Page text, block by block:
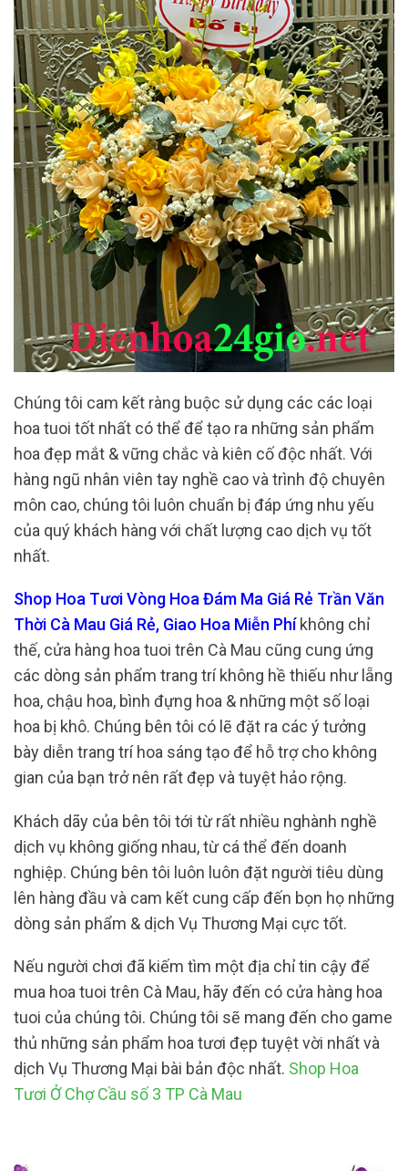
Chúng tôi cam kết ràng buộc sử dụng các các loại
hoa tuoi tốt nhất có thể để tạo ra những sản phẩm
hoa đẹp mắt & vững chắc và kiên cố độc nhất. Với
hàng ngũ nhân viên tay nghề cao và trình độ chuyên
môn cao, chúng tôi luôn chuẩn bị đáp ứng nhu yếu
của quý khách hàng với chất lượng cao dịch vụ tốt
nhất.
Shop Hoa Tươi Vòng Hoa Đám Ma Giá Rẻ Trần Văn
Thời Cà Mau Giá Rẻ, Giao Hoa Miễn Phíkhông chỉ
thế, cửa hàng hoa tuoi trên Cà Mau cũng cung ứng
các dòng sản phẩm trang trí không hề thiếu như lẵng
hoa, chậu hoa, bình đựng hoa & những một số loại
hoa bị khô. Chúng bên tôi có lẽ đặt ra các ý tưởng
bày diễn trang trí hoa sáng tạo để hỗ trợ cho không
gian của bạn trở nên rất đẹp và tuyệt hảo rộng.
Khách dãy của bên tôi tới từ rất nhiều nghành nghề
dịch vụ không giống nhau, từ cá thể đến doanh
nghiệp. Chúng bên tôi luôn luôn đặt người tiêu dùng
lên hàng đầu và cam kết cung cấp đến bọn họ những
dòng sản phẩm & dịch Vụ Thương Mại cực tốt.
Nếu người chơi đã kiếm tìm một địa chỉ tin cậy để
mua hoa tuoi trên Cà Mau, hãy đến có cửa hàng hoa
tuoi của chúng tôi. Chúng tôi sẽ mang đến cho game
thủ những sản phẩm hoa tươi đẹp tuyệt vời nhất và
dịch Vụ Thương Mại bài bản độc nhất. Shop Hoa
Tươi Ở Chợ Cầu số 3 TP Cà Mau